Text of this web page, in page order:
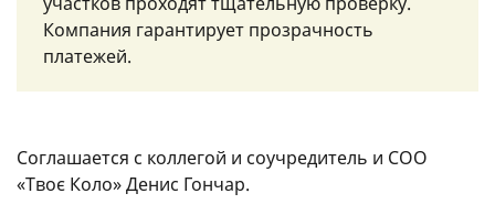
Компания гарантирует прозрачность
платежей.
Соглашается с коллегой и соучредитель и COO
«Твоє Коло» Денис Гончар.